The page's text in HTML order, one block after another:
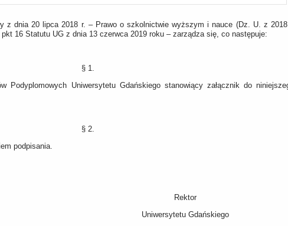
z dnia 20 lipca 2018 r. – Prawo o szkolnictwie wyższym i nauce (Dz. U. z 2018
16 Statutu UG z dnia 13 czerwca 2019 roku – zarządza się, co następuje:
§ 1.
Podyplomowych Uniwersytetu Gdańskiego stanowiący załącznik do
§ 2.
podpisania.
Rektor
Uniwersytetu Gdańskiego